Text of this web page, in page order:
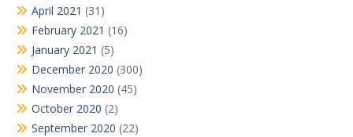
April 2021 (31)
February 2021 (16)
January 2021 (5)
December 2020 (300)
November 2020 (45)
October 2020 (2)
September 2020 (22)